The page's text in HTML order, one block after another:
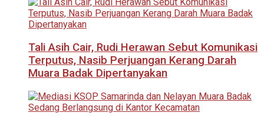
Tali Asih Cair, Rudi Herawan Sebut Komunikasi
Terputus, Nasib Perjuangan Kerang Darah
Muara Badak Dipertanyakan